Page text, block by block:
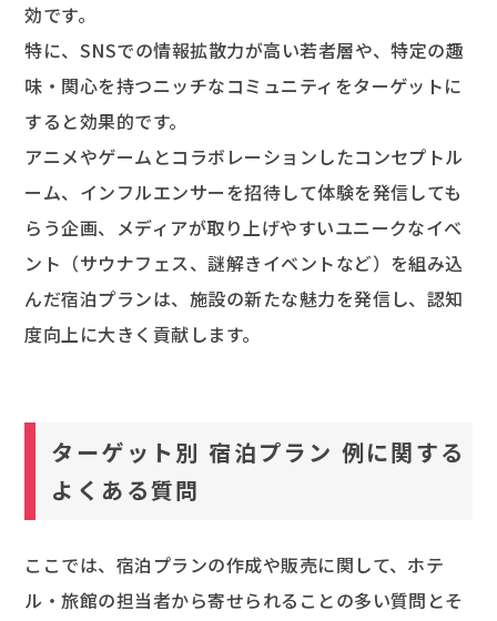
効です。
特に、SNSでの情報拡散力が高い若者層や、特定の趣
味・関心を持つニッチなコミュニティをターゲットに
すると効果的です。
アニメやゲームとコラボレーションしたコンセプトル
ーム、インフルエンサーを招待して体験を発信しても
らう企画、メディアが取り上げやすいユニークなイベ
ント（サウナフェス、謎解きイベントなど）を組み込
んだ宿泊プランは、施設の新たな魅力を発信し、認知
度向上に大きく貢献します。
ターゲット別 宿泊プラン 例に関する
よくある質問
ここでは、宿泊プランの作成や販売に関して、ホテ
ル・旅館の担当者から寄せられることの多い質問とそ